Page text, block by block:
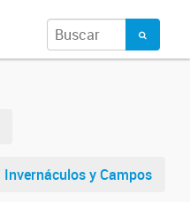
Invernáculos y Campos